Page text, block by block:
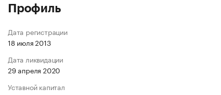
Профиль
Дата регистрации
18 июля 2013
Дата ликвидации
29 апреля 2020
Уставной капитал